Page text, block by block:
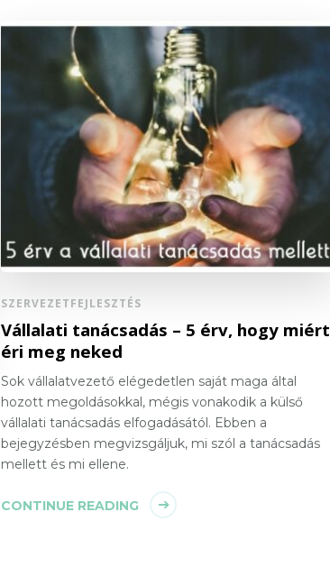
SZERVEZETFEJLESZTÉS
Vállalati tanácsadás – 5 érv, hogy miért
éri meg neked
Sok vállalatvezető elégedetlen saját maga által
hozott megoldásokkal, mégis vonakodik a külső
vállalati tanácsadás elfogadásától. Ebben a
bejegyzésben megvizsgáljuk, mi szól a tanácsadás
mellett és mi ellene.
CONTINUE READING